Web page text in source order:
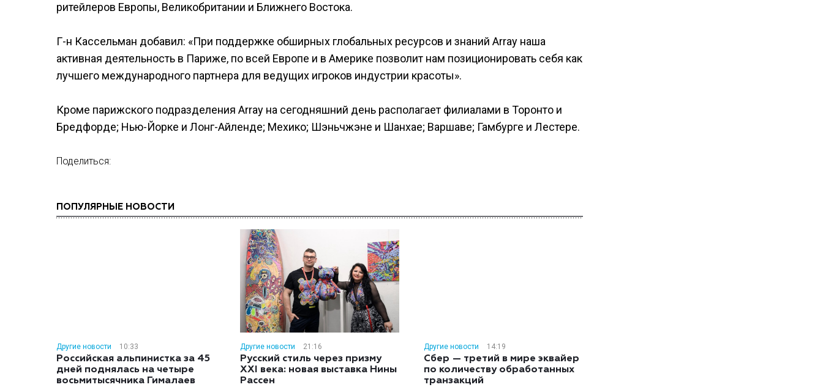
ритейлеров Европы, Великобритании и Ближнего Востока.
Г-н Кассельман добавил: «При поддержке обширных глобальных ресурсов и знаний Array наша
активная деятельность в Париже, по всей Европе и в Америке позволит нам позиционировать себя как
лучшего международного партнера для ведущих игроков индустрии красоты».
Кроме парижского подразделения Array на сегодняшний день располагает филиалами в Торонто и
Бредфорде; Нью-Йорке и Лонг-Айленде; Мехико; Шэньчжэне и Шанхае; Варшаве; Гамбурге и Лестере.
Поделиться:
ПОПУЛЯРНЫЕ НОВОСТИ
Другие новости 10:33
Российская альпинистка за 45
дней поднялась на четыре
восьмитысячника Гималаев
Другие новости 21:16
Русский стиль через призму
XXI века: новая выставка Нины
Рассен
Другие новости 14:19
Сбер — третий в мире эквайер
по количеству обработанных
транзакций